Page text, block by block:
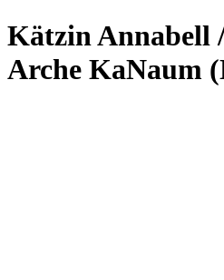
Kätzin Annabell
Arche KaNaum